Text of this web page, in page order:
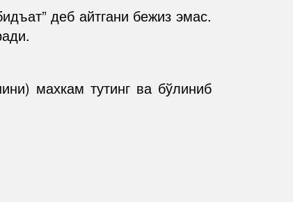
деб айтгани бежиз эмас.
махкам тутинг ва бўлиниб